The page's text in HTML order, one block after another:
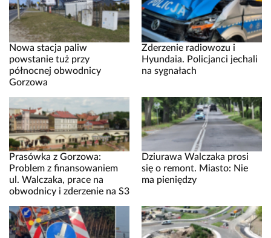
Nowa stacja paliw
powstanie tuż przy
północnej obwodnicy
Gorzowa
Zderzenie radiowozu i
Hyundaia. Policjanci jechali
na sygnałach
Prasówka z Gorzowa:
Problem z finansowaniem
ul. Walczaka, prace na
obwodnicy i zderzenie na S3
Dziurawa Walczaka prosi
się o remont. Miasto: Nie
ma pieniędzy